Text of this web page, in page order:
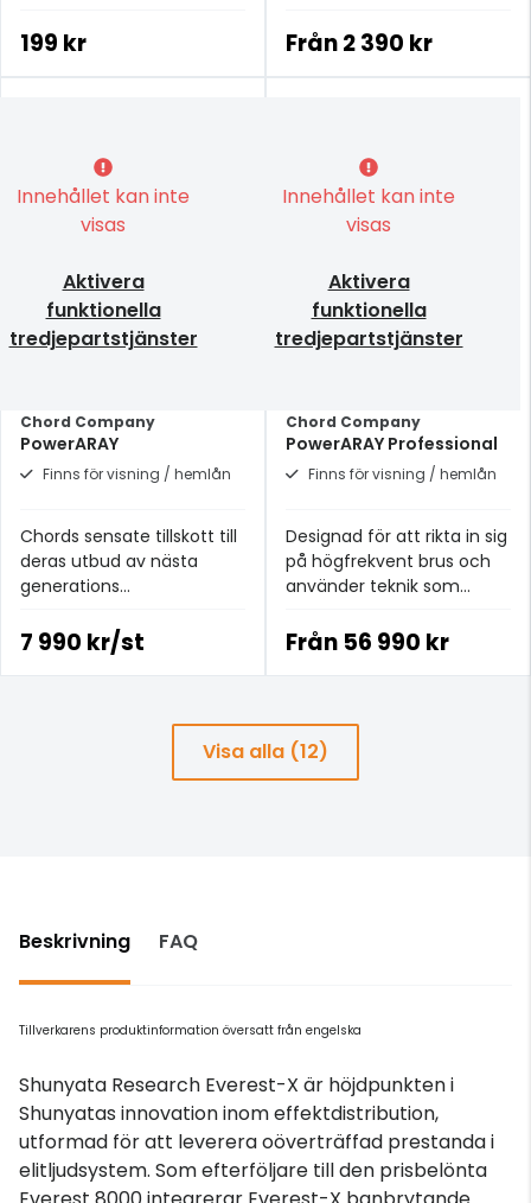
199 kr
prisklassen.
Från2 390 kr
Innehållet kan inte
visas
Aktivera
funktionella
tredjepartstjänster
Chord Company
PowerARAY
Finns för visning / hemlån
Chords sensate tillskott till
deras utbud av nästa
generations
enheter.
7 990 kr/st
Innehållet kan inte
visas
Aktivera
funktionella
tredjepartstjänster
Chord Company
PowerARAY Professional
Finns för visning / hemlån
Designad för att rikta in sig
på högfrekvent brus och
använder teknik som
SuperARAY- och
Från 56 990 kr
Visa alla (12)
Beskrivning FAQ
Tillverkarens produktinformation översatt från engelska
Shunyata Research Everest-X är höjdpunkten i
Shunyatas innovation inom effektdistribution,
utformad för att leverera oöverträffad prestanda i
elitljudsystem. Som efterföljare till den prisbelönta